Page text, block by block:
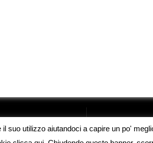
suo utilizzo aiutandoci a capire un po'